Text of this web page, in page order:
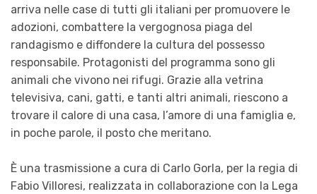
arriva nelle case di tutti gli italiani per promuovere le
adozioni, combattere la vergognosa piaga del
randagismo e diffondere la cultura del possesso
responsabile. Protagonisti del programma sono gli
animali che vivono nei rifugi. Grazie alla vetrina
televisiva, cani, gatti, e tanti altri animali, riescono a
trovare il calore di una casa, l’amore di una famiglia e,
in poche parole, il posto che meritano.
È una trasmissione a cura di Carlo Gorla, per la regia di
Fabio Villoresi, realizzata in collaborazione con la Lega